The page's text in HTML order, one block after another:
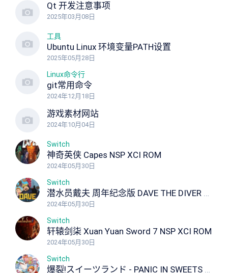
Qt 开发注意事项
2025年03月08日
工具
Ubuntu Linux 环境变量PATH设置
2025年05月28日
Linux命令行
git常用命令
2024年12月18日
游戏素材网站
2024年10月04日
Switch
神奇英侠 Capes NSP XCI ROM
2024年05月30日
Switch
潜水员戴夫 周年纪念版 DAVE THE DIVER Anniversary Edition NSP XCI ROM
2024年05月30日
Switch
轩辕剑柒 Xuan Yuan Sword 7 NSP XCI ROM
2024年05月30日
Switch
爆裂!スイーツランド - PANIC IN SWEETS LAND Panic in Sweets Land NSP XCI ROM